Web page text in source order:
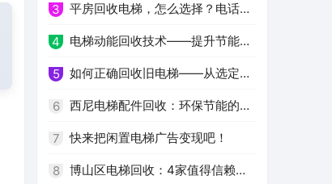
的新热点
3 平房回收电梯，怎么选择？电话免
费咨询！
4 电梯动能回收技术——提升节能环
保水平
5 如何正确回收旧电梯——从选定服
务公司到环保处理
6 西尼电梯配件回收：环保节能的新
选择
7 快来把闲置电梯广告变现吧！
8 博山区电梯回收：4家值得信赖的